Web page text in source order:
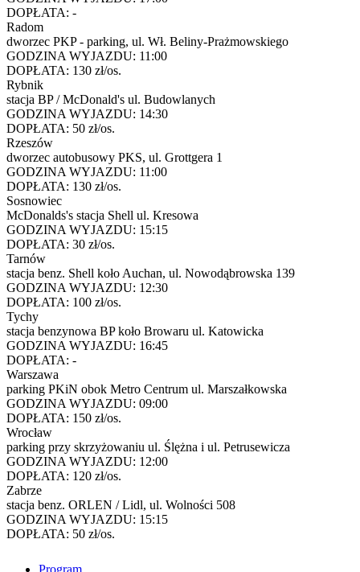
DOPŁATA: -
Radom
dworzec PKP - parking, ul. Wł. Beliny-Prażmowskiego
GODZINA WYJAZDU: 11:00
DOPŁATA: 130 zł/os.
Rybnik
stacja BP / McDonald's ul. Budowlanych
GODZINA WYJAZDU: 14:30
DOPŁATA: 50 zł/os.
Rzeszów
dworzec autobusowy PKS, ul. Grottgera 1
GODZINA WYJAZDU: 11:00
DOPŁATA: 130 zł/os.
Sosnowiec
McDonalds's stacja Shell ul. Kresowa
GODZINA WYJAZDU: 15:15
DOPŁATA: 30 zł/os.
Tarnów
stacja benz. Shell koło Auchan, ul. Nowodąbrowska 139
GODZINA WYJAZDU: 12:30
DOPŁATA: 100 zł/os.
Tychy
stacja benzynowa BP koło Browaru ul. Katowicka
GODZINA WYJAZDU: 16:45
DOPŁATA: -
Warszawa
parking PKiN obok Metro Centrum ul. Marszałkowska
GODZINA WYJAZDU: 09:00
DOPŁATA: 150 zł/os.
Wrocław
parking przy skrzyżowaniu ul. Ślężna i ul. Petrusewicza
GODZINA WYJAZDU: 12:00
DOPŁATA: 120 zł/os.
Zabrze
stacja benz. ORLEN / Lidl, ul. Wolności 508
GODZINA WYJAZDU: 15:15
DOPŁATA: 50 zł/os.